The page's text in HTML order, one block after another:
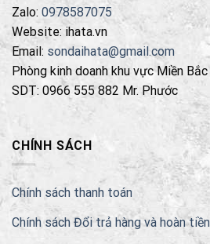
chọn
có
thể
được
chọn
trang
phẩm
Zalo: 0978587075
Website: ihata.vn
Email: sondaihata@gmail.com
Phòng kinh doanh khu vực Miền Bắc
SDT: 0966 555 882 Mr. Phước
CHÍNH SÁCH
Chính sách thanh toán
Chính sách Đổi trả hàng và hoàn tiền